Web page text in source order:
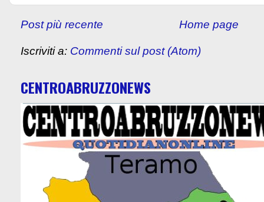
Post più recente Home page
Iscriviti a: Commenti sul post (Atom)
CENTROABRUZZONEWS